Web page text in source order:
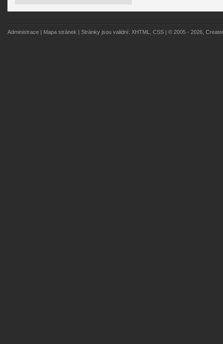
Administrace Mapa stránek | Stránky jsou validní: XHTML, CSS | © 2005 - 2026,